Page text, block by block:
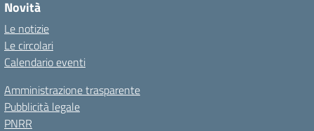
Novità
Le notizie
Le circolari
Calendario eventi
Amministrazione trasparente
Pubblicità legale
PNRR